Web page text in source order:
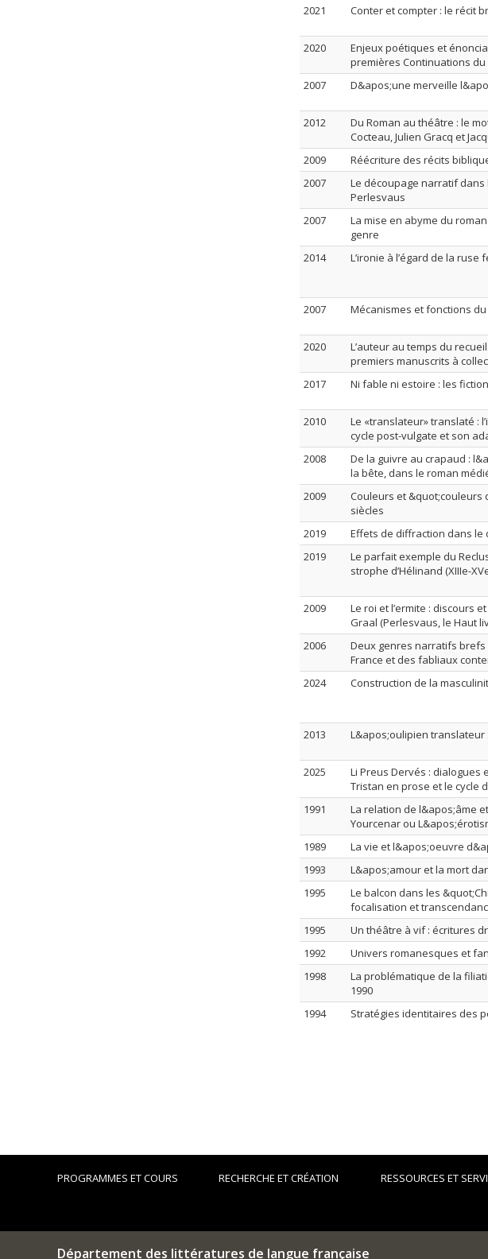
2021 Conter et compter : le récit
2020
Enjeux poétiques et
premières Continuations du
2007 D&apos;une merveille
2012
Du Roman au théâtre : le
Cocteau, Julien Gracq et
2009 Réécriture des récits
2007
Le découpage narratif dans
Perlesvaus
2007
La mise en abyme du
genre
2014 L’ironie à l’égard de la
2007 Mécanismes et fonctions
2020
L’auteur au temps du
premiers manuscrits à
2017 Ni fable ni estoire : les
2010
Le «translateur» translaté :
cycle post-vulgate et son
2008
De la guivre au crapaud :
la bête, dans le roman
2009
Couleurs et &quot;couleurs
siècles
2019 Effets de diffraction dans le
2019
Le parfait exemple du
strophe d’Hélinand (XIIIe-
2009
Le roi et l’ermite : discours
Graal (Perlesvaus, le Haut
2006
Deux genres narratifs brefs
France et des fabliaux
2024 Construction de la
2013 L&apos;oulipien translateur
2025
Li Preus Dervés :
Tristan en prose et le cycle
1991
La relation de l&apos;âme
Yourcenar ou
1989 La vie et l&apos;oeuvre
1993
L&apos;amour et la mort
1995
Le balcon dans les
focalisation et
1995 Un théâtre à vif : écritures
1992
Univers romanesques et
1998
La problématique de la
1990
1994 Stratégies identitaires des
PROGRAMMES ET COURS RECHERCHE ET CRÉATION RESSOURCES ET
Département des littératures de langue française